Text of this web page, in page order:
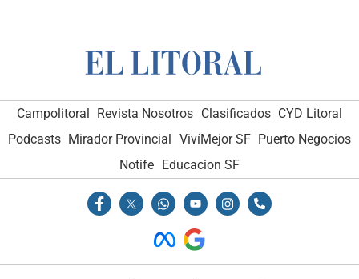
Campolitoral Revista Nosotros Clasificados CYD Litoral
Podcasts Mirador Provincial VivíMejor SF Puerto Negocios
Notife Educacion SF